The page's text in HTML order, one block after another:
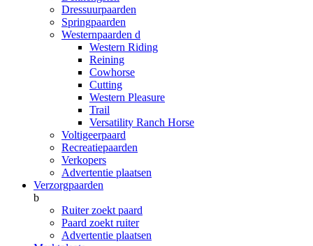
Dressuurpaarden
Springpaarden
Westernpaarden d
Western Riding
Reining
Cowhorse
Cutting
Western Pleasure
Trail
Versatility Ranch Horse
Voltigeerpaard
Recreatiepaarden
Verkopers
Advertentie plaatsen
Verzorgpaarden
b
Ruiter zoekt paard
Paard zoekt ruiter
Advertentie plaatsen